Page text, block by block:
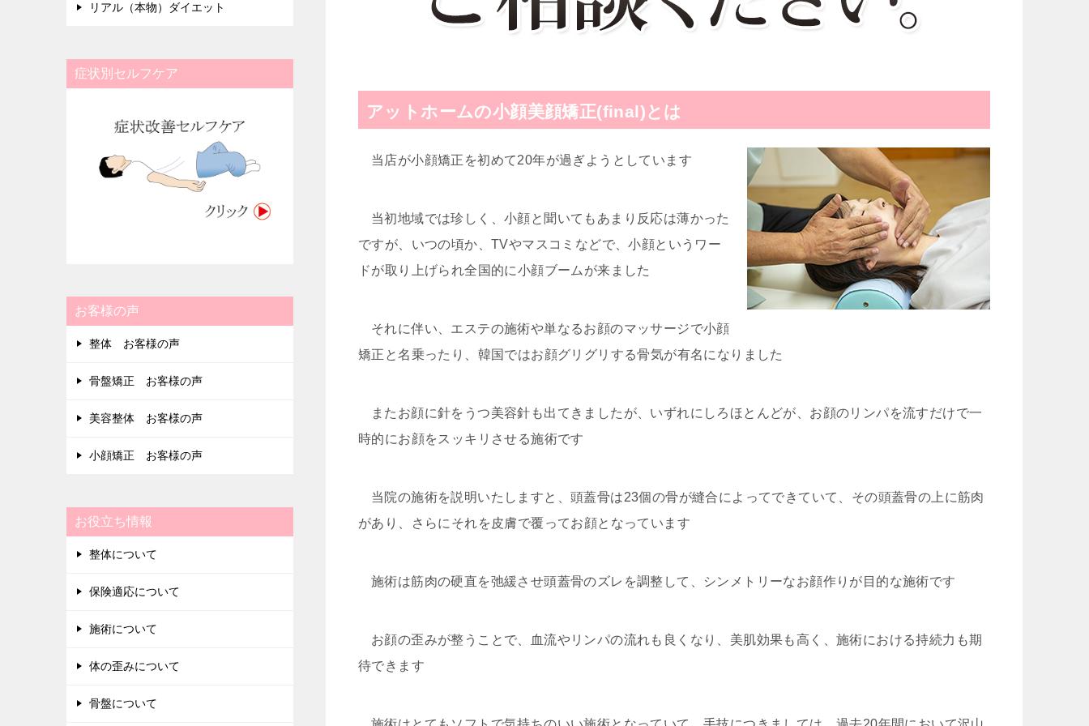
アットホームの小顔美顔矯正(final)とは
当店が小顔矯正を初めて20年が過ぎようとしています
当初地域では珍しく、小顔と聞いてもあまり反応は薄かった
ですが、いつの頃か、TVやマスコミなどで、小顔というワー
ドが取り上げられ全国的に小顔ブームが来ました
それに伴い、エステの施術や単なるお顔のマッサージで小顔
矯正と名乗ったり、韓国ではお顔グリグリする骨気が有名になりました
またお顔に針をうつ美容針も出てきましたが、いずれにしろほとんどが、お顔のリンパを流すだけで一
時的にお顔をスッキリさせる施術です
当院の施術を説明いたしますと、頭蓋骨は23個の骨が縫合によってできていて、その頭蓋骨の上に筋肉
があり、さらにそれを皮膚で覆ってお顔となっています
施術は筋肉の硬直を弛緩させ頭蓋骨のズレを調整して、シンメトリーなお顔作りが目的な施術です
お顔の歪みが整うことで、血流やリンパの流れも良くなり、美肌効果も高く、施術における持続力も期
待できます
リアル（本物）ダイエット
症状別セルフケア
お客様の声
整体 お客様の声
骨盤矯正 お客様の声
美容整体 お客様の声
小顔矯正 お客様の声
お役立ち情報
整体について
保険適応について
施術について
体の歪みについて
骨盤について